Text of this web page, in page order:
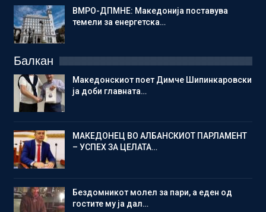
ВМРО-ДПМНЕ: Македонија поставува
темели за енергетска…
Балкан
Македонскиот поет Димче Шипинкаровски
ја доби главната…
МАКЕДОНЕЦ ВО АЛБАНСКИОТ ПАРЛАМЕНТ
– УСПЕХ ЗА ЦЕЛАТА…
Бездомникот молел за пари, а еден од
гостите му ја дал…